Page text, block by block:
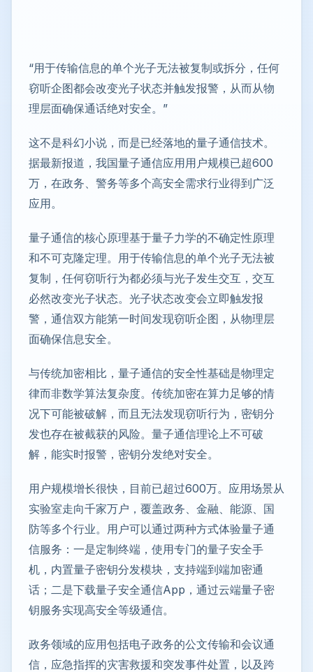
“用于传输信息的单个光子无法被复制或拆分，任何
窃听企图都会改变光子状态并触发报警，从而从物
理层面确保通话绝对安全。”
这不是科幻小说，而是已经落地的量子通信技术。
据最新报道，我国量子通信应用用户规模已超600
万，在政务、警务等多个高安全需求行业得到广泛
应用。
量子通信的核心原理基于量子力学的不确定性原理
和不可克隆定理。用于传输信息的单个光子无法被
复制，任何窃听行为都必须与光子发生交互，交互
必然改变光子状态。光子状态改变会立即触发报
警，通信双方能第一时间发现窃听企图，从物理层
面确保信息安全。
与传统加密相比，量子通信的安全性基础是物理定
律而非数学算法复杂度。传统加密在算力足够的情
况下可能被破解，而且无法发现窃听行为，密钥分
发也存在被截获的风险。量子通信理论上不可破
解，能实时报警，密钥分发绝对安全。
用户规模增长很快，目前已超过600万。应用场景从
实验室走向千家万户，覆盖政务、金融、能源、国
防等多个行业。用户可以通过两种方式体验量子通
信服务：一是定制终端，使用专门的量子安全手
机，内置量子密钥分发模块，支持端到端加密通
话；二是下载量子安全通信App，通过云端量子密
钥服务实现高安全等级通信。
政务领域的应用包括电子政务的公文传输和会议通
信，应急指挥的灾害救援和突发事件处置，以及跨